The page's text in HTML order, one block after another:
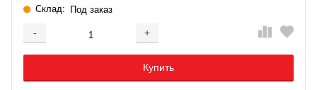
Склад: Под заказ
- +
Добавляется...
Купить
Добавлен